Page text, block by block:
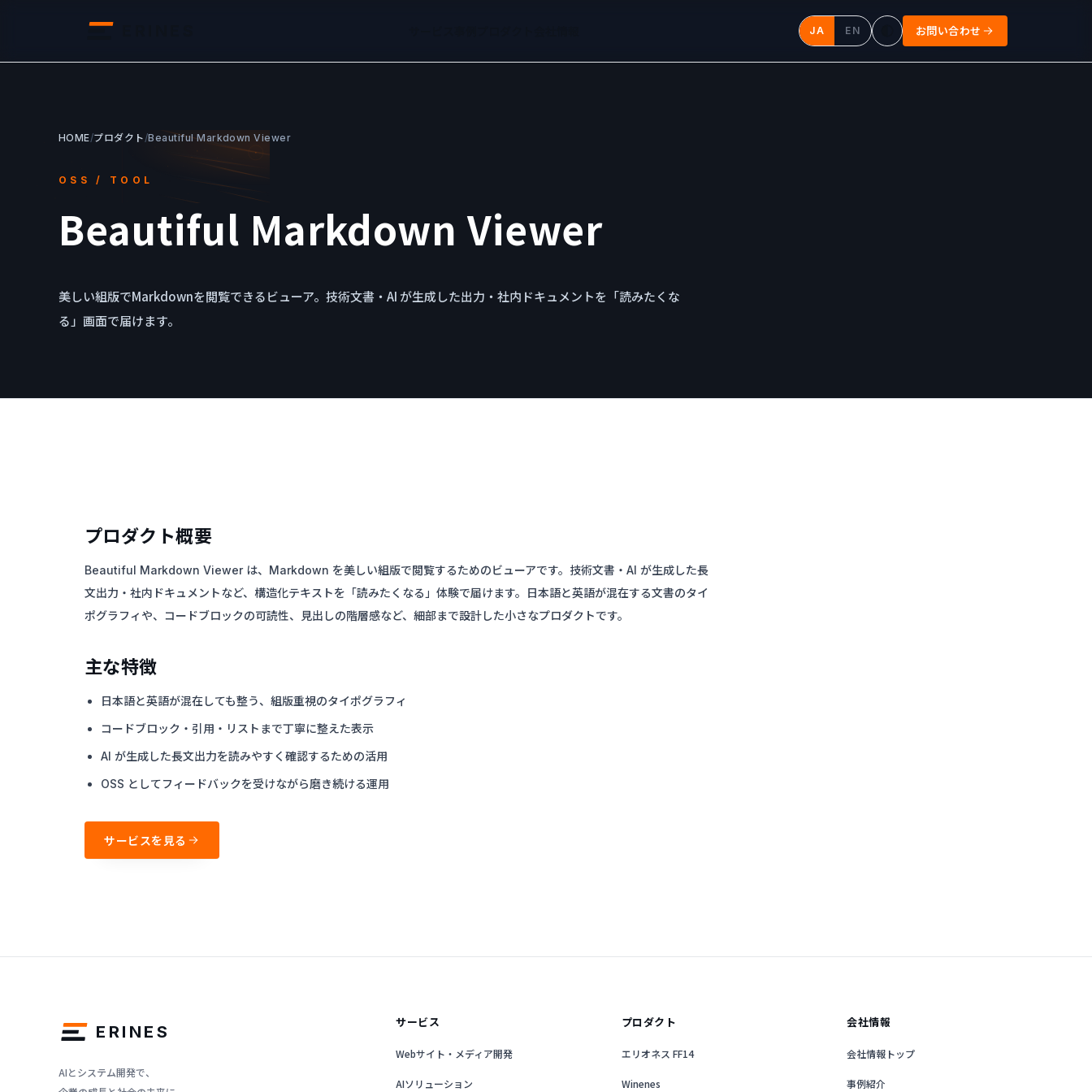
JA EN お問い合わせ
HOME/プロダクト/Beautiful Markdown Viewer
OSS / TOOL
Beautiful Markdown Viewer
美しい組版でMarkdownを閲覧できるビューア。技術文書・AI が生成した出力・社内ドキュメントを「読みたくな
る」画面で届けます。
プロダクト概要
Beautiful Markdown Viewer は、Markdown を美しい組版で閲覧するためのビューアです。技術文書・AI が生成した長
文出力・社内ドキュメントなど、構造化テキストを「読みたくなる」体験で届けます。日本語と英語が混在する文書のタイ
ポグラフィや、コードブロックの可読性、見出しの階層感など、細部まで設計した小さなプロダクトです。
主な特徴
日本語と英語が混在しても整う、組版重視のタイポグラフィ
コードブロック・引用・リストまで丁寧に整えた表示
AI が生成した長文出力を読みやすく確認するための活用
OSS としてフィードバックを受けながら磨き続ける運用
サービスを見る
ERINES
AIとシステム開発で、
サービス
Webサイト・メディア開発
AIソリューション
プロダクト
エリオネス FF14
Winenes
会社情報
会社情報トップ
事例紹介